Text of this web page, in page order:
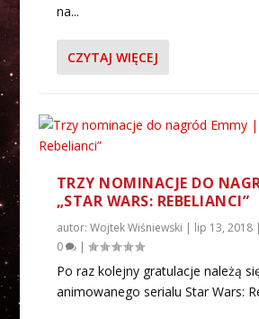
na...
CZYTAJ WIĘCEJ
TRZY NOMINACJE DO
„STAR WARS: REBELIANCI”
autor: Wojtek Wiśniewski | lip 13, 2018|
0
|
Po raz kolejny gratulacje należą
animowanego serialu Star Wars: